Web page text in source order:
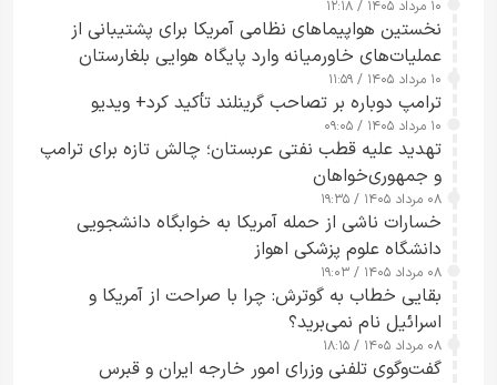
ارائه نکرد
۱۰ مرداد ۱۴۰۵ / ۱۲:۱۸
نخستین هواپیماهای نظامی آمریکا برای پشتیبانی از
عملیات‌های خاورمیانه وارد پایگاه هوایی بلغارستان
شدند
۱۰ مرداد ۱۴۰۵ / ۱۱:۵۹
ترامپ دوباره بر تصاحب گرینلند تأکید کرد+ ویدیو
۱۰ مرداد ۱۴۰۵ / ۰۹:۰۵
تهدید علیه قطب نفتی عربستان؛ چالش تازه برای ترامپ
و جمهوری‌خواهان
۰۸ مرداد ۱۴۰۵ / ۱۹:۳۵
خسارات ناشی از حمله آمریکا به خوابگاه دانشجویی
دانشگاه علوم پزشکی اهواز
۰۸ مرداد ۱۴۰۵ / ۱۹:۰۳
بقایی خطاب به گوترش: چرا با صراحت از آمریکا و
اسرائیل نام نمی‌برید؟
۰۸ مرداد ۱۴۰۵ / ۱۸:۱۵
گفت‌وگوی تلفنی وزرای امور خارجه ایران و قبرس